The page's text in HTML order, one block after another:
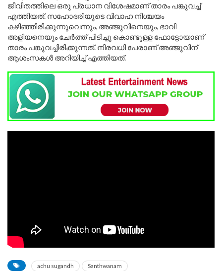
ജീവിതത്തിലെ ഒരു പ്രധാന വിശേഷമാണ് താരം പങ്കുവച്ച്
എത്തിയത്. സഹോദരിയുടെ വിവാഹ നിശ്ചയം
കഴിഞ്ഞിരിക്കുന്നുവെന്നും, അഞ്ജുവിനെയും, ഭാവി
അളിയനെയും ചേർത്ത് പിടിച്ചു കൊണ്ടുള്ള ഫോട്ടോയാണ്
താരം പങ്കുവച്ചിരിക്കുന്നത്. നിരവധി പേരാണ് അഞ്ജുവിന്
ആശംസകൾ അറിയിച്ച് എത്തിയത്.
achu sugandh Santhwanam